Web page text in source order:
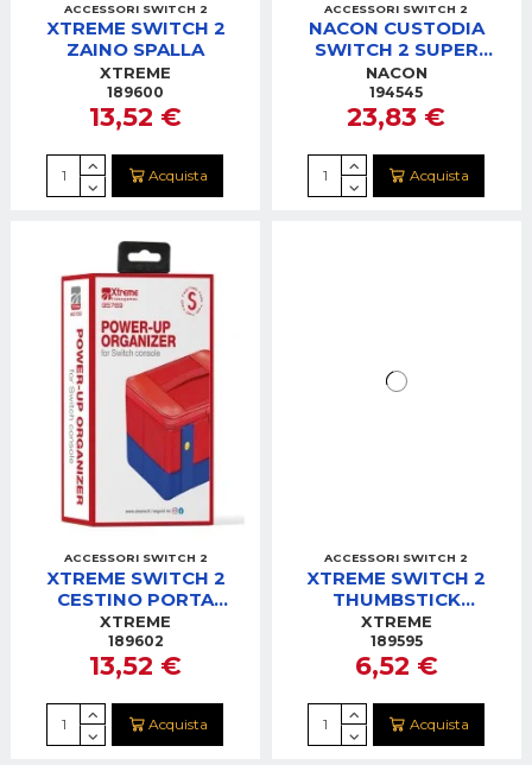
ACCESSORI SWITCH 2
XTREME SWITCH 2
ZAINO SPALLA
XTREME
189600
13,52 €
Acquista
ACCESSORI SWITCH 2
NACON CUSTODIA
SWITCH 2 SUPER
MARIO
NACON
194545
23,83 €
Acquista
ACCESSORI SWITCH 2
XTREME SWITCH 2
CESTINO PORTA
OGGETTI
XTREME
189602
13,52 €
Acquista
ACCESSORI SWITCH 2
XTREME SWITCH 2
THUMBSTICK
GENEROUS KIT 8PZ
XTREME
189595
6,52 €
Acquista